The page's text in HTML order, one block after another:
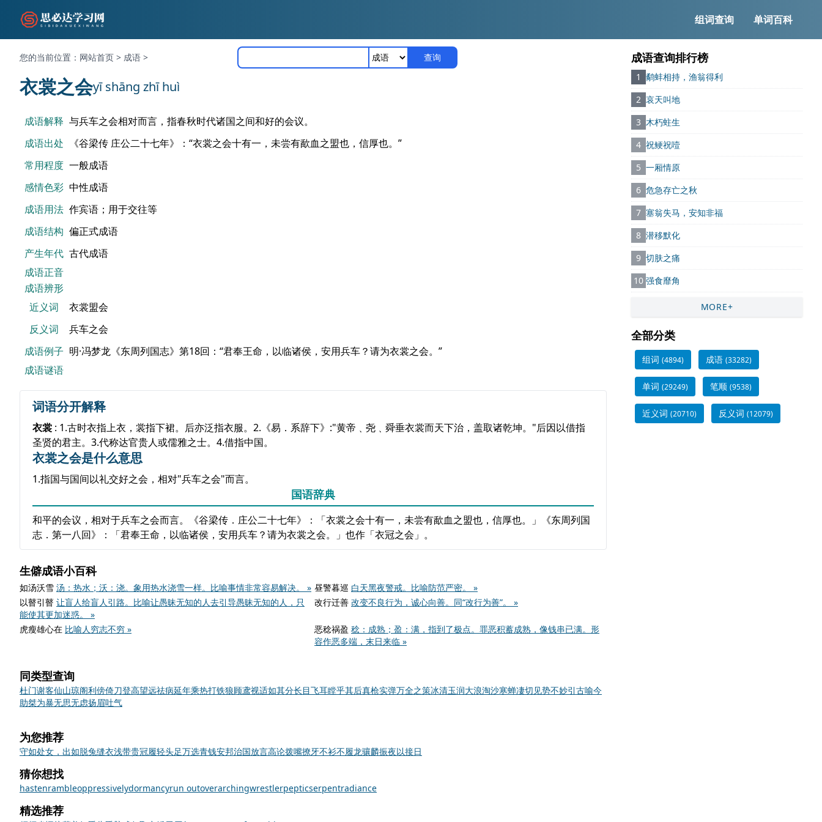
组词查询 单词百科
您的当前位置： 网站首页 > 成语 > 查询
衣裳之会yī shāng zhī huì
成语解释 与兵车之会相对而言，指春秋时代诸国之间和好的会议。
成语出处
《谷梁传 庄公二十七年》：“衣裳之会十有一，未尝有歃血之盟也，信厚也。”
常用程度 一般成语
感情色彩 中性成语
成语用法 作宾语；用于交往等
成语结构 偏正式成语
产生年代 古代成语
成语正音
成语辨形
近义词
衣裳盟会
反义词
兵车之会
成语例子 明·冯梦龙《东周列国志》第18回：“君奉王命，以临诸侯，安用兵车？请为衣裳之会。”
成语谜语
词语分开解释
衣裳 : 1.古时衣指上衣，裳指下裙。后亦泛指衣服。2.《易．系辞下》:"黄帝﹑尧﹑舜垂衣裳而天下治，盖取诸乾坤。"后因以借指
圣贤的君主。3.代称达官贵人或儒雅之士。4.借指中国。
衣裳之会是什么意思
1.指国与国间以礼交好之会，相对"兵车之会"而言。
国语辞典
和平的会议，相对于兵车之会而言。《谷梁传．庄公二十七年》：「衣裳之会十有一，未尝有歃血之盟也，信厚也。」《东周列国
志．第一八回》：「君奉王命，以临诸侯，安用兵车？请为衣裳之会。」也作「衣冠之会」。
生僻成语小百科
如汤沃雪 汤：热水；沃：浇。象用热水浇雪一样。比喻事情非常容易解决。 » 昼警暮巡 白天黑夜警戒。比喻防范严密。 »
以瞽引瞽 让盲人给盲人引路。比喻让愚昧无知的人去引导愚昧无知的人，只
能使其更加迷惑。 »
改行迁善 改变不良行为，诚心向善。同“改行为善”。 »
虎瘦雄心在 比喻人穷志不穷 » 恶稔祸盈 稔：成熟；盈：满，指到了极点。罪恶积蓄成熟，像钱串已满。形
容作恶多端，末日来临 »
同类型查询
杜门谢客仙山琼阁利傍倚刀登高望远祛病延年乘热打铁狼顾鸢视适如其分长目飞耳瞠乎其后真枪实弹万全之策冰清玉润大浪淘沙寒蝉凄切见势不妙引古喻今
助桀为暴无思无虑扬眉吐气
为您推荐
守如处女，出如脱兔缝衣浅带贵冠履轻头足万选青钱安邦治国放言高论拨嘴撩牙不衫不履龙骧麟振夜以接日
猜你想找
hastenrambleoppressivelydormancyrun outoverarchingwrestlerpepticserpentradiance
精选推荐
成语查询排行榜
1 鹬蚌相持，渔翁得利
2 哀天叫地
3 木朽蛀生
4 祝鲠祝噎
5 一厢情原
6 危急存亡之秋
7 塞翁失马，安知非福
8 潜移默化
9 切肤之痛
10 强食靡角
MORE+
全部分类
组词 (4894) 成语 (33282)
单词 (29249) 笔顺 (9538)
近义词 (20710) 反义词 (12079)